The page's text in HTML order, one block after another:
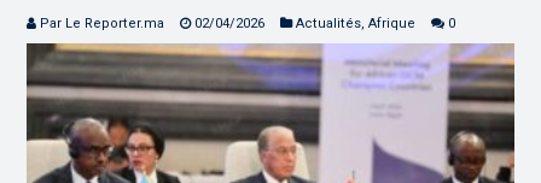
Par Le Reporter.ma 02/04/2026 Actualités,Afrique 0